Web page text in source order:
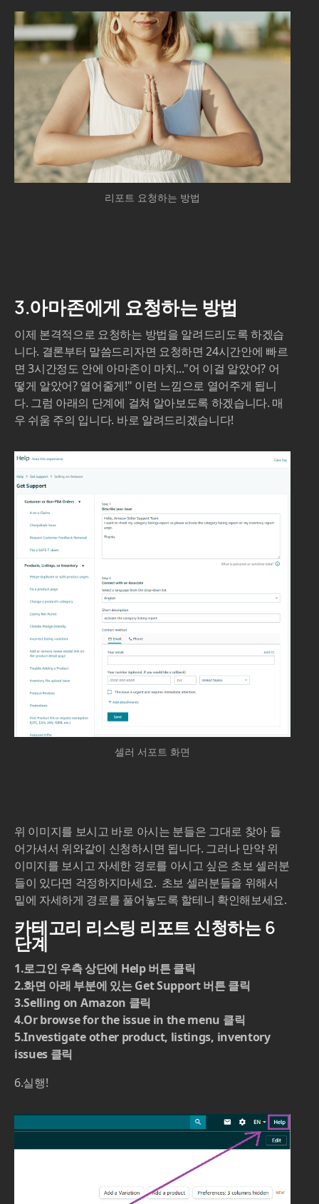
리포트 요청하는 방법
3.아마존에게 요청하는 방법
이제 본격적으로 요청하는 방법을 알려드리도록 하겠습
니다. 결론부터 말씀드리자면 요청하면 24시간안에 빠르
면 3시간정도 안에 아마존이 마치..."어 이걸 알았어? 어
떻게 알았어? 열어줄게!" 이런 느낌으로 열어주게 됩니
다. 그럼 아래의 단계에 걸쳐 알아보도록 하겠습니다. 매
우 쉬움 주의 입니다. 바로 알려드리겠습니다!
셀러 서포트 화면
위 이미지를 보시고 바로 아시는 분들은 그대로 찾아 들
어가셔서 위와같이 신청하시면 됩니다. 그러나 만약 위
이미지를 보시고 자세한 경로를 아시고 싶은 초보 셀러분
들이 있다면 걱정하지마세요. 초보 셀러분들을 위해서
밑에 자세하게 경로를 풀어놓도록 할테니 확인해보세요.
카테고리 리스팅 리포트 신청하는 6
단계
1.로그인 우측 상단에 Help 버튼 클릭
2.화면 아래 부분에 있는 Get Support 버튼 클릭
3.Selling on Amazon 클릭
4.Or browse for the issue in the menu 클릭
5.Investigate other product, listings, inventory
issues 클릭
6.실행!